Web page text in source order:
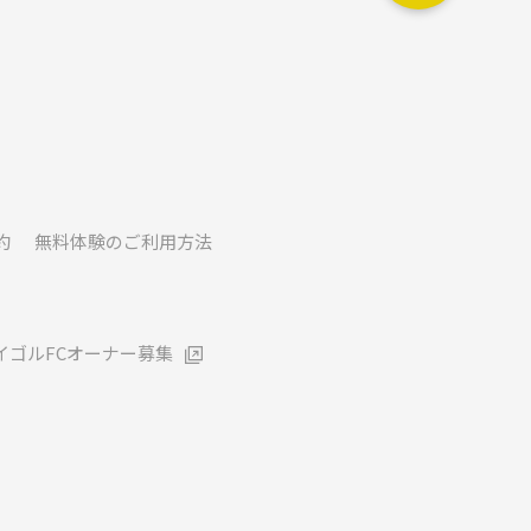
無料体験のご利用方法
ゴルFCオーナー募集